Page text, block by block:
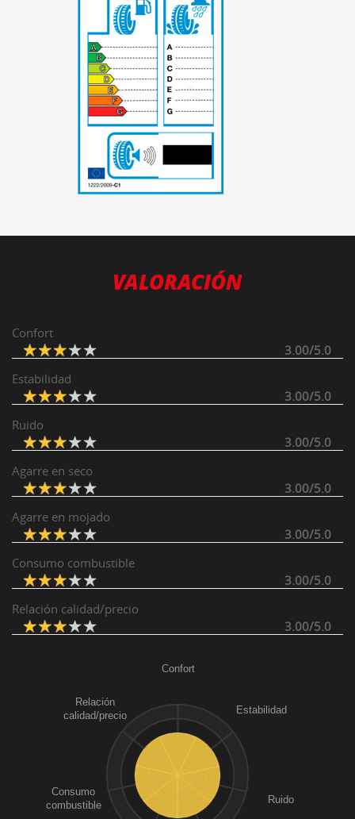
VALORACIÓN
Confort
3.00/5.0
Estabilidad
3.00/5.0
Ruido
3.00/5.0
Agarre en seco
3.00/5.0
Agarre en mojado
3.00/5.0
Consumo combustible
3.00/5.0
Relación calidad/precio
3.00/5.0
Confort
Estabilidad
Ruido
Consumo
combustible
Relación
calidad/precio